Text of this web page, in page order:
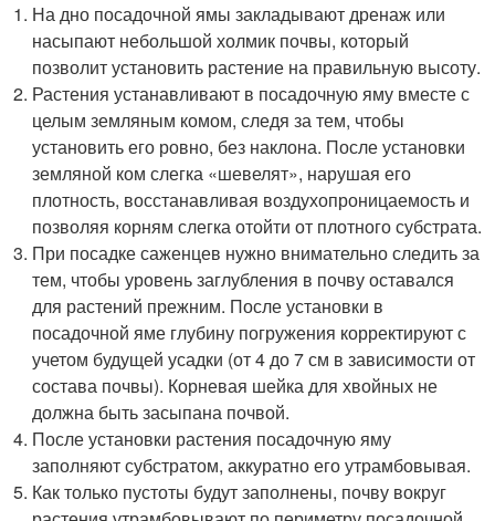
На дно посадочной ямы закладывают дренаж или
насыпают небольшой холмик почвы, который
позволит установить растение на правильную высоту.
Растения устанавливают в посадочную яму вместе с
целым земляным комом, следя за тем, чтобы
установить его ровно, без наклона. После установки
земляной ком слегка «шевелят», нарушая его
плотность, восстанавливая воздухопроницаемость и
позволяя корням слегка отойти от плотного субстрата.
При посадке саженцев нужно внимательно следить за
тем, чтобы уровень заглубления в почву оставался
для растений прежним. После установки в
посадочной яме глубину погружения корректируют с
учетом будущей усадки (от 4 до 7 см в зависимости от
состава почвы). Корневая шейка для хвойных не
должна быть засыпана почвой.
После установки растения посадочную яму
заполняют субстратом, аккуратно его утрамбовывая.
Как только пустоты будут заполнены, почву вокруг